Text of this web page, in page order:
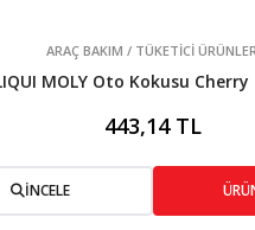
ARAÇ BAKIM / TÜKETİCİ
MOLY Oto Kokusu Cherry
443,14 TL
İNCELE